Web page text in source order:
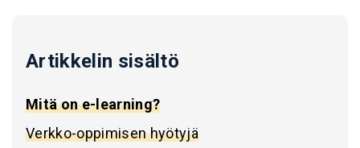
Artikkelin sisältö
Mitä on e-learning?
Verkko-oppimisen hyötyjä